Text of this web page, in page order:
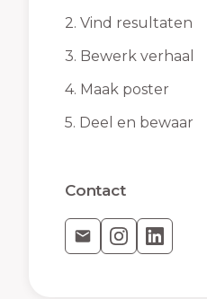
2. Vind resultaten
3. Bewerk verhaal
4. Maak poster
5. Deel en bewaar
Contact